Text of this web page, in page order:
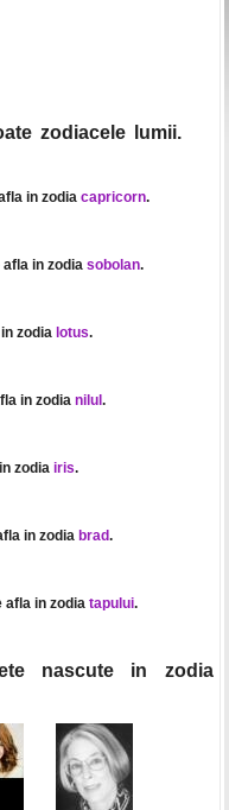
zodiacele lumii.
in zodia capricorn.
in zodia sobolan.
zodia lotus.
in zodia nilul.
zodia iris.
in zodia brad.
afla in zodia tapului.
nascute in zodia